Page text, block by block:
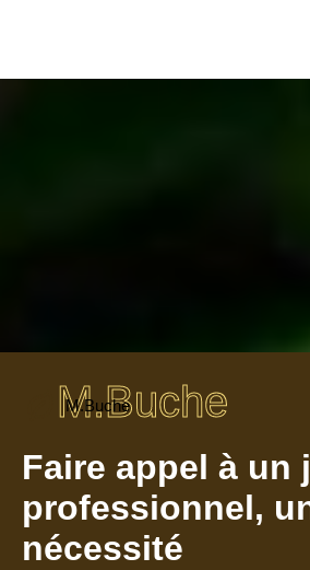
M.Buche
M.Buche
Faire appel à un
professionnel,
nécessité